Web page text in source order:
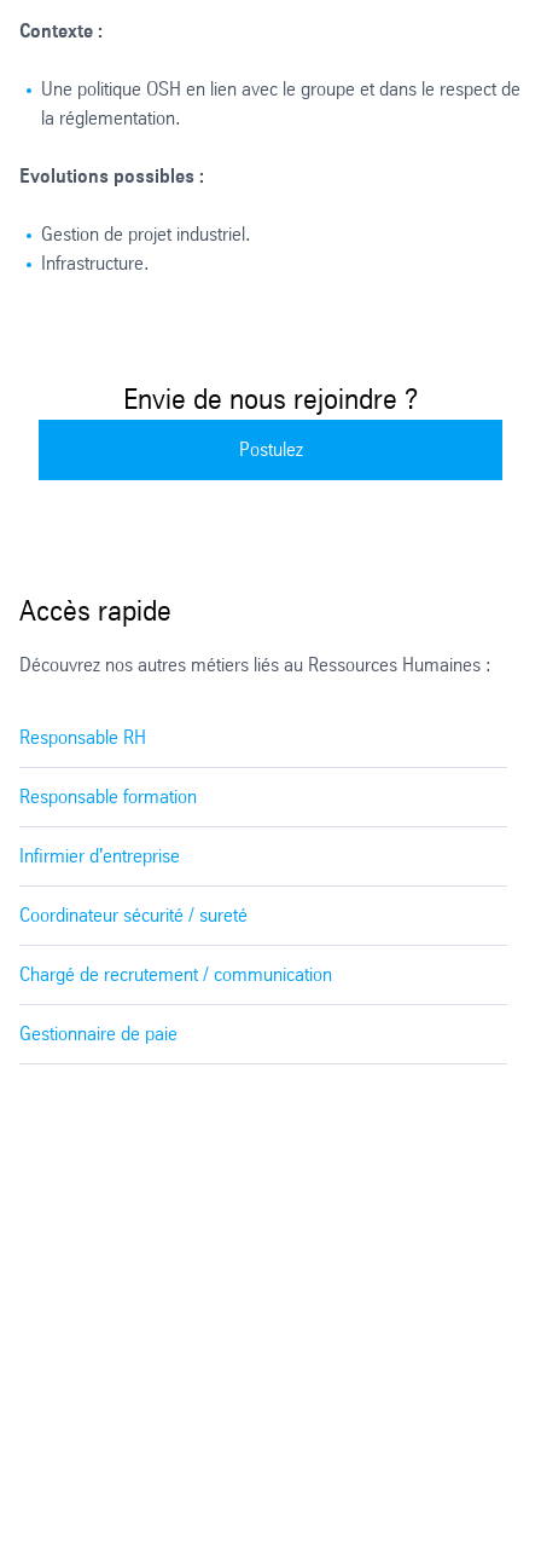
Contexte :
Une politique OSH en lien avec le groupe et dans le respect de
la réglementation.
Evolutions possibles :
Gestion de projet industriel.
Infrastructure.
Envie de nous rejoindre ?
Postulez
Accès rapide
Découvrez nos autres métiers liés au Ressources Humaines :
Responsable RH
Responsable formation
Infirmier d'entreprise
Coordinateur sécurité / sureté
Chargé de recrutement / communication
Gestionnaire de paie